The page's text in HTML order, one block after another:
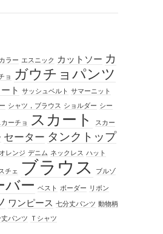
ラー エスニック カットソー カ
ョ ガウチョパンツ
ト サッシュベルト サマーニット
シャツ，ブラウス ショルダー シー
カーチョ スカート スカー
セーター タンクトップ
レンジ デニム ネックレス ハット
チェ ブラウス ブルゾ
バー ベスト ボーダー リボン
ワンピース 七分丈パンツ 動物柄
丈パンツ Ｔシャツ